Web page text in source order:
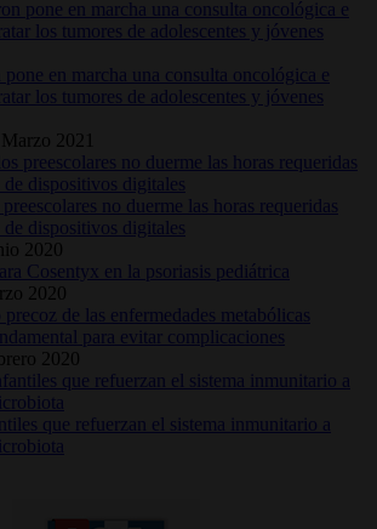
pone en marcha una consulta oncológica e
los tumores de adolescentes y jóvenes
2021
no duerme las horas requeridas
dispositivos digitales
2020
Cosentyx en la psoriasis pediátrica
2020
de las enfermedades metabólicas
para evitar complicaciones
2020
que refuerzan el sistema inmunitario a